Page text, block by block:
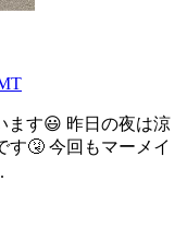
ます😃 昨日の夜は涼
🤧 今回もマーメイ